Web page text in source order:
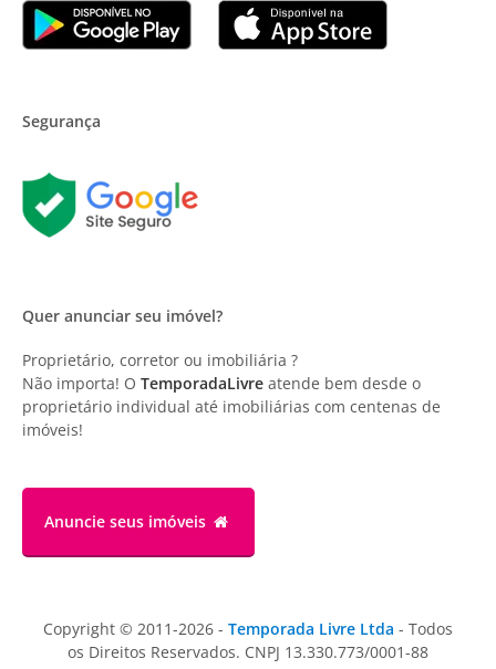
Segurança
Quer anunciar seu imóvel?
Proprietário, corretor ou imobiliária ?
Não importa! O TemporadaLivre atende bem desde o
proprietário individual até imobiliárias com centenas de
imóveis!
Anuncie seus imóveis
Copyright © 2011-2026 - Temporada Livre Ltda - Todos
os Direitos Reservados. CNPJ 13.330.773/0001-88